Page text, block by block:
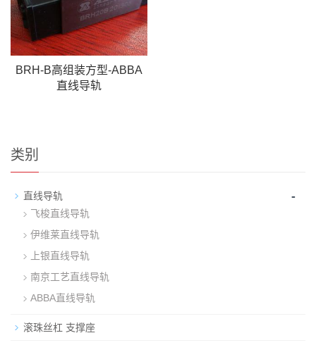
BRH-B高组装方型-ABBA
直线导轨
类别
直线导轨 -
飞梭直线导轨
伊维莱直线导轨
上银直线导轨
南京工艺直线导轨
ABBA直线导轨
滚珠丝杠 支撑座